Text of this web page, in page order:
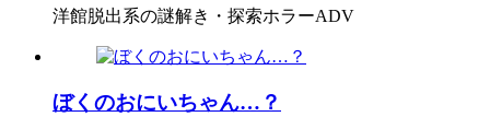
洋館脱出系の謎解き・探索ホラーADV
ぼくのおにいちゃん…？